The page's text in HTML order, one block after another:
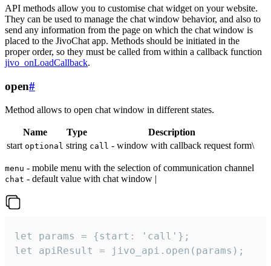
API methods allow you to customise chat widget on your website.
They can be used to manage the chat window behavior, and also to
send any information from the page on which the chat window is
placed to the JivoChat app. Methods should be initiated in the
proper order, so they must be called from within a callback function
jivo_onLoadCallback.
open#
Method allows to open chat window in different states.
Name Type
Description
start optional string call - window with callback request form\
menu - mobile menu with the selection of communication channel
chat - default value with chat window |
let params = {start: 'call'};
let apiResult = jivo_api.open(params);